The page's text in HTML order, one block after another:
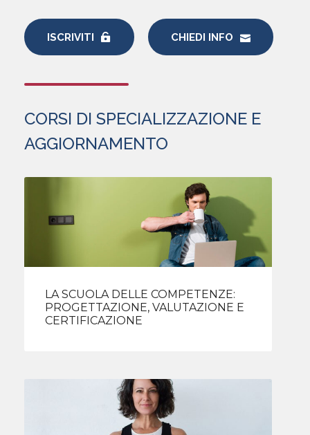
ISCRIVITI CHIEDI INFO
CORSI DI SPECIALIZZAZIONE E
AGGIORNAMENTO
LA SCUOLA DELLE COMPETENZE:
PROGETTAZIONE, VALUTAZIONE E
CERTIFICAZIONE